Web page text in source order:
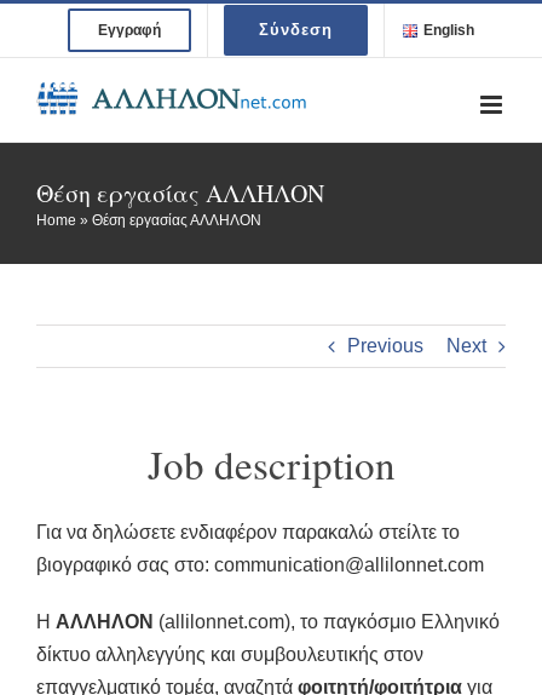
content
Εγγραφή Σύνδεση English
Θέση εργασίας ΑΛΛΗΛΟΝ
Home » Θέση εργασίας ΑΛΛΗΛΟΝ
Previous Next
Job description
Για να δηλώσετε ενδιαφέρον παρακαλώ στείλτε το
βιογραφικό σας στο: communication@allilonnet.com
Η ΑΛΛΗΛΟΝ (allilonnet.com), το παγκόσμιο Ελληνικό
δίκτυο αλληλεγγύης και συμβουλευτικής στον
επαγγελματικό τομέα, αναζητά φοιτητή/φοιτήτρια για